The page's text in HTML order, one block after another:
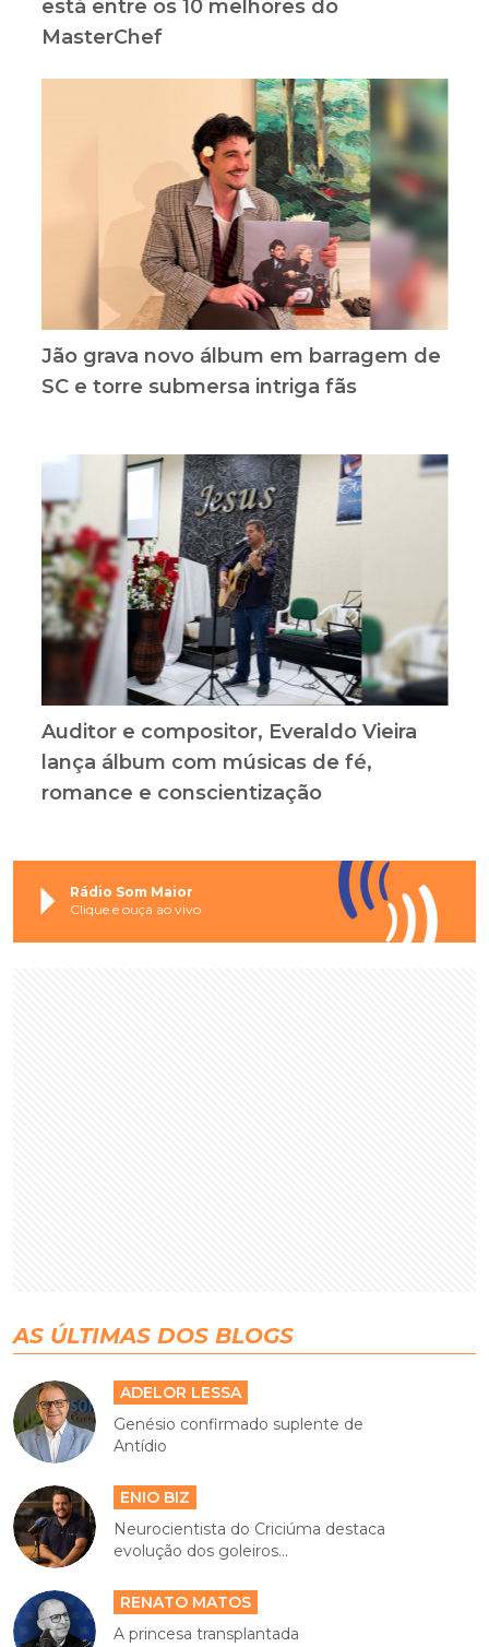
está entre os 10 melhores do
MasterChef
Jão grava novo álbum em barragem de
SC e torre submersa intriga fãs
Auditor e compositor, Everaldo Vieira
lança álbum com músicas de fé,
romance e conscientização
Rádio Som Maior
Clique e ouça ao vivo
AS ÚLTIMAS DOS BLOGS
ADELOR LESSA
Genésio confirmado suplente de
Antídio
ENIO BIZ
Neurocientista do Criciúma destaca
evolução dos goleiros...
RENATO MATOS
A princesa transplantada